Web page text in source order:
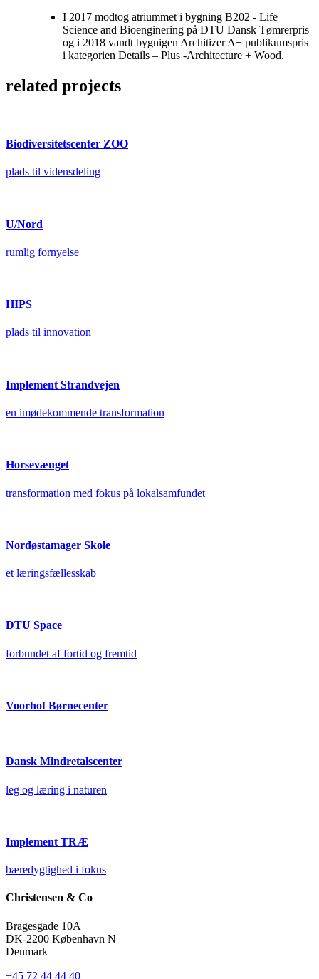
I 2017 modtog atriummet i bygning B202 - Life
Science and Bioenginering på DTU Dansk Tømrerpris
og i 2018 vandt bygnigen Architizer A+ publikumspris
i kategorien Details – Plus -Architecture + Wood.
related projects
Biodiversitetscenter ZOO
plads til vidensdeling
U/Nord
rumlig fornyelse
HIPS
plads til innovation
Implement Strandvejen
en imødekommende transformation
Horsevænget
transformation med fokus på lokalsamfundet
Nordøstamager Skole
et læringsfællesskab
DTU Space
forbundet af fortid og fremtid
Voorhof Børnecenter
Dansk Mindretalscenter
leg og læring i naturen
Implement TRÆ
bæredygtighed i fokus
Christensen & Co
Bragesgade 10A
DK-2200 København N
Denmark
+45 72 44 44 40